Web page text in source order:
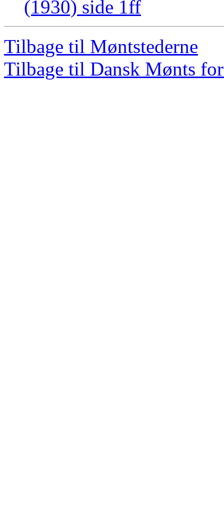
(1930) side 1ff
Tilbage til Møntstederne
Tilbage til Dansk Mønts